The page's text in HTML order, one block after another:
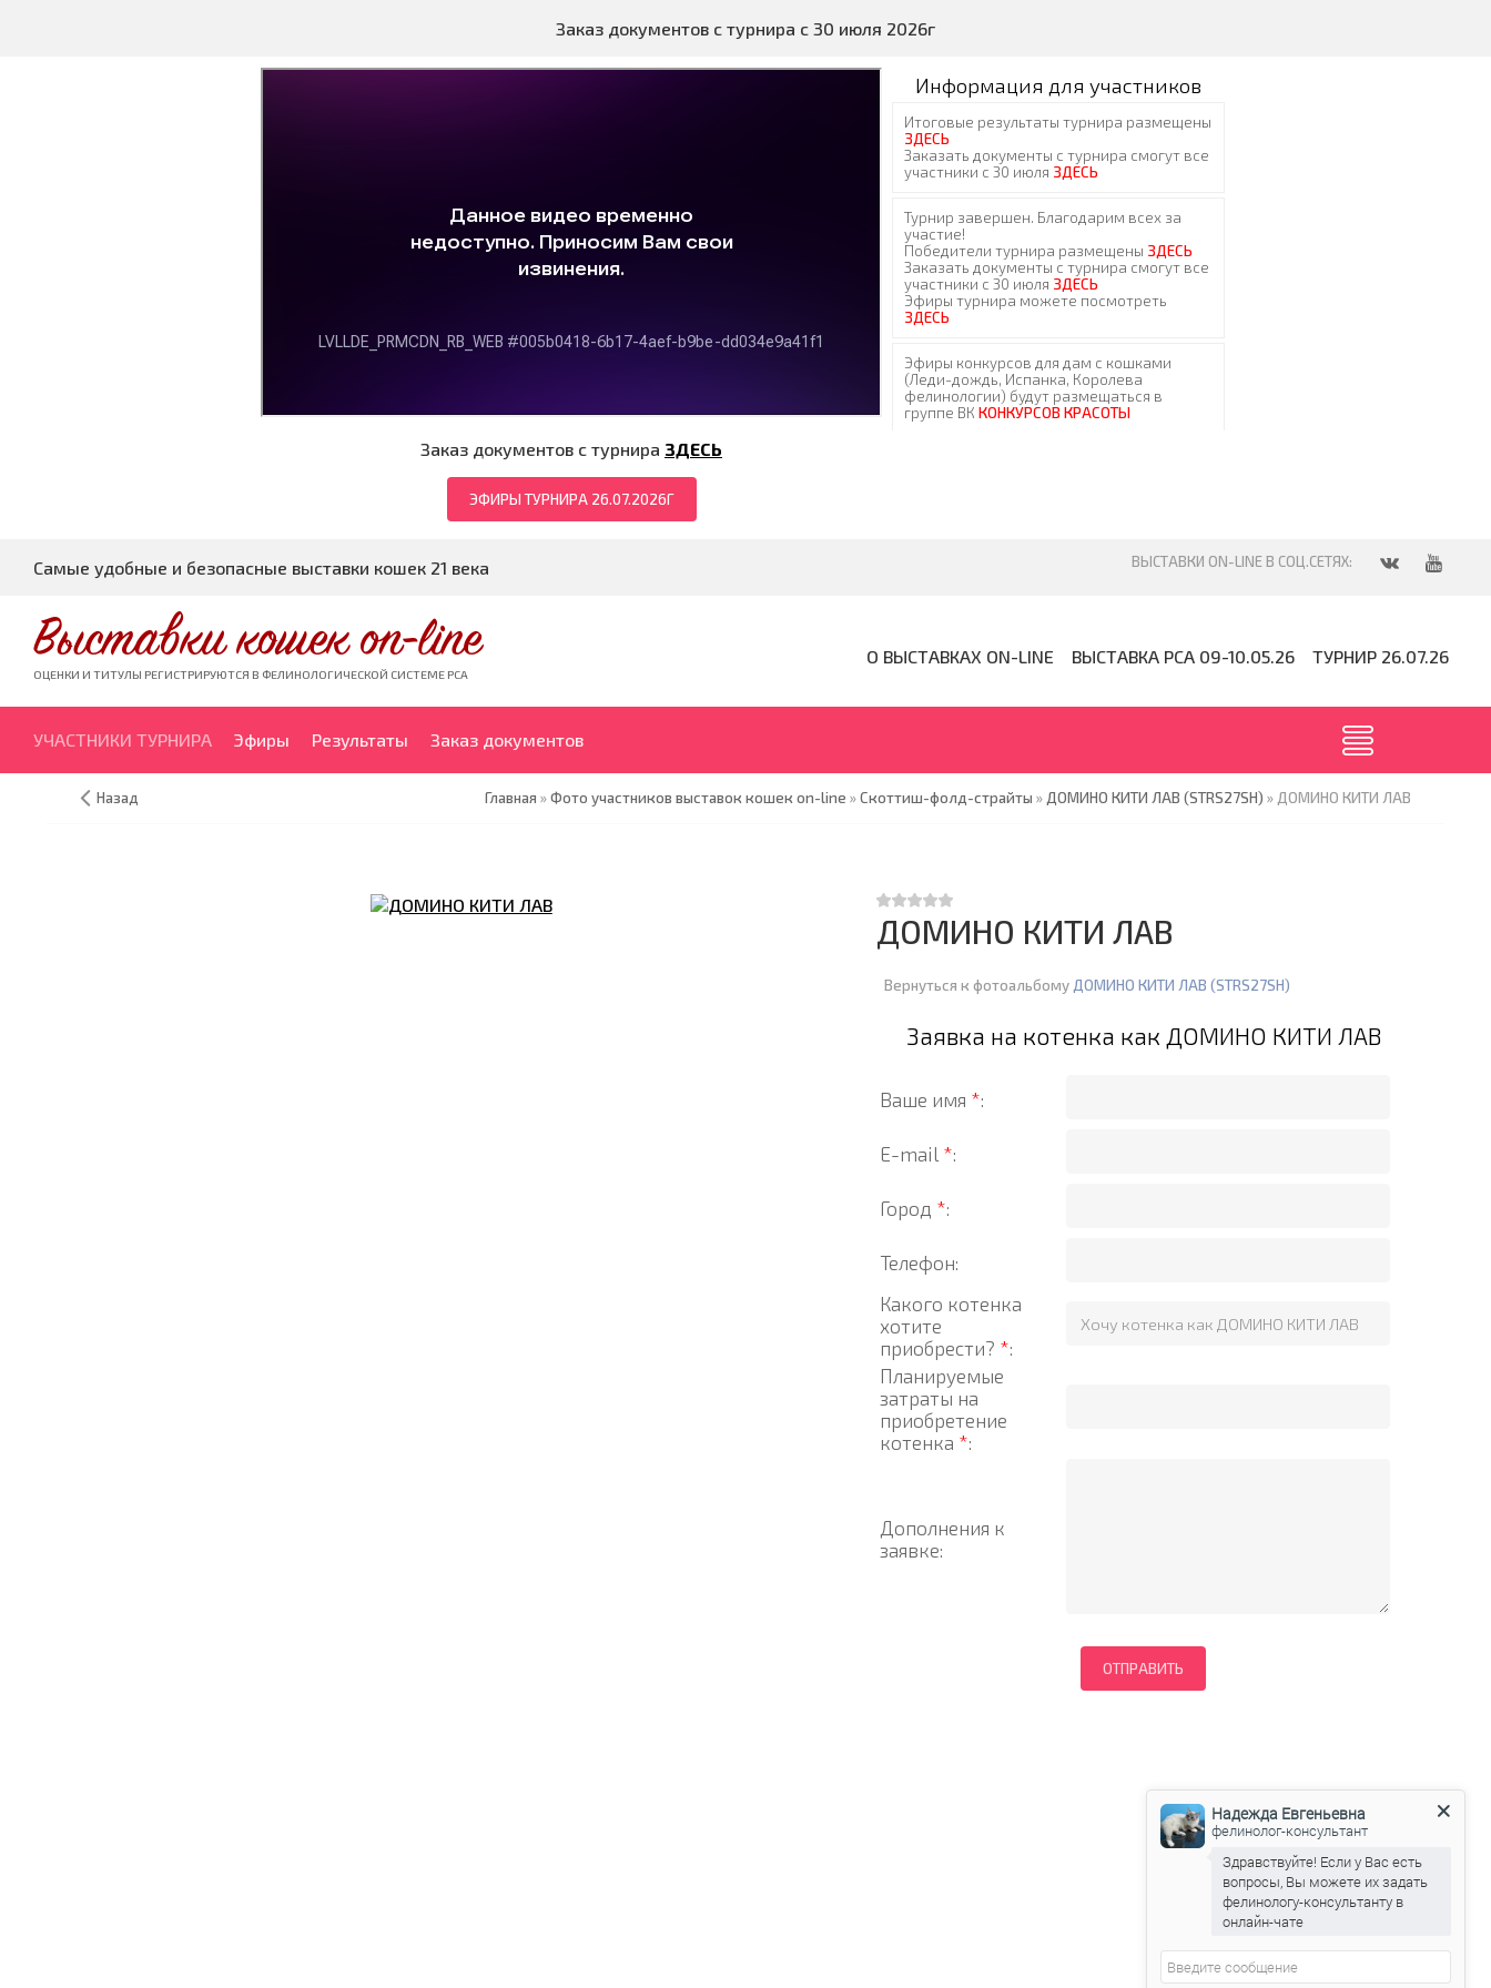
Заказ документов с турнира с 30 июля 2026г
Заказ документов с турнира ЗДЕСЬ
ЭФИРЫ ТУРНИРА 26.07.2026Г
Информация для участников
Самые удобные и безопасные выставки кошек 21 века
Выставки кошек on-line
ОЦЕНКИ И ТИТУЛЫ РЕГИСТРИРУЮТСЯ В ФЕЛИНОЛОГИЧЕСКОЙ СИСТЕМЕ PCA
О ВЫСТАВКАХ ON-LINE ВЫСТАВКА PCA 09-10.05.26 ТУРНИР 26.07.26
УЧАСТНИКИ ТУРНИРА Эфиры Результаты Заказ документов
Назад Главная »Фото участников выставок кошек on-line »Скоттиш-фолд-страйты » ДОМИНО КИТИ ЛАВ (STRS27SH) » ДОМИНО КИТИ ЛАВ
ДОМИНО КИТИ ЛАВ
Вернуться к фотоальбому ДОМИНО КИТИ ЛАВ (STRS27SH)
Заявка на котенка как ДОМИНО КИТИ ЛАВ
Ваше имя *:
E-mail *:
Город *:
Телефон:
Какого котенка
хотите
приобрести? *:
Планируемые
затраты на
приобретение
котенка *:
Дополнения к
заявке:
Надежда Евгеньевна
фелинолог-консультант
Здравствуйте! Если у Вас есть
вопросы, Вы можете их задать
фелинологу-консультанту в
онлайн-чате